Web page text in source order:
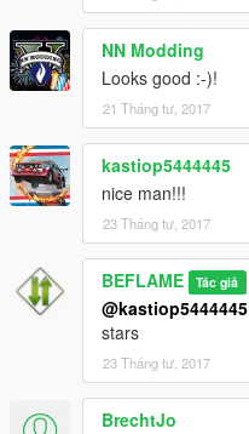
NN Modding
Looks good :-)!
21 Tháng tư, 2017
kastiop5444445
nice man!!!
23 Tháng tư, 2017
BEFLAME Tác giả
@kastiop5444445
stars
23 Tháng tư, 2017
BrechtJo